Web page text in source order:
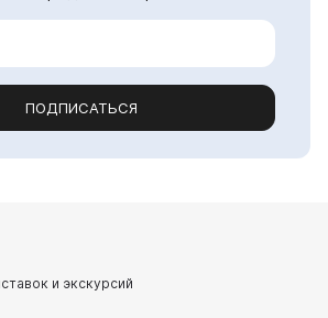
ПОДПИСАТЬСЯ
и экскурсий